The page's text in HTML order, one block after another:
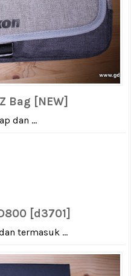
Bag [NEW]
dan ...
[d3701]
termasuk ...